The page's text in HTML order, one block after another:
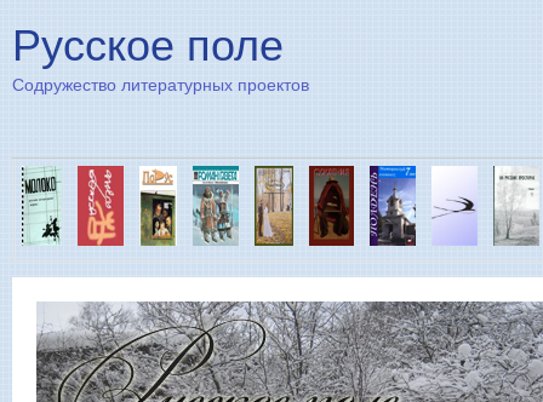
Русское поле
Содружество литературных проектов